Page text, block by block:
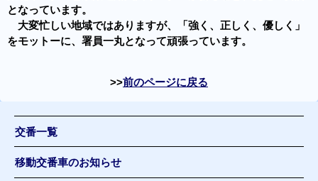
となっています。
大変忙しい地域ではありますが、「強く、正しく、優しく」
をモットーに、署員一丸となって頑張っています。
前のページに戻る
交番一覧
移動交番車のお知らせ